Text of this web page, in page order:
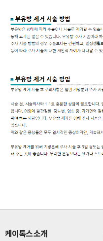
케이톡스 소개